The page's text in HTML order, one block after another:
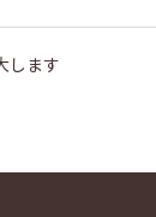
します